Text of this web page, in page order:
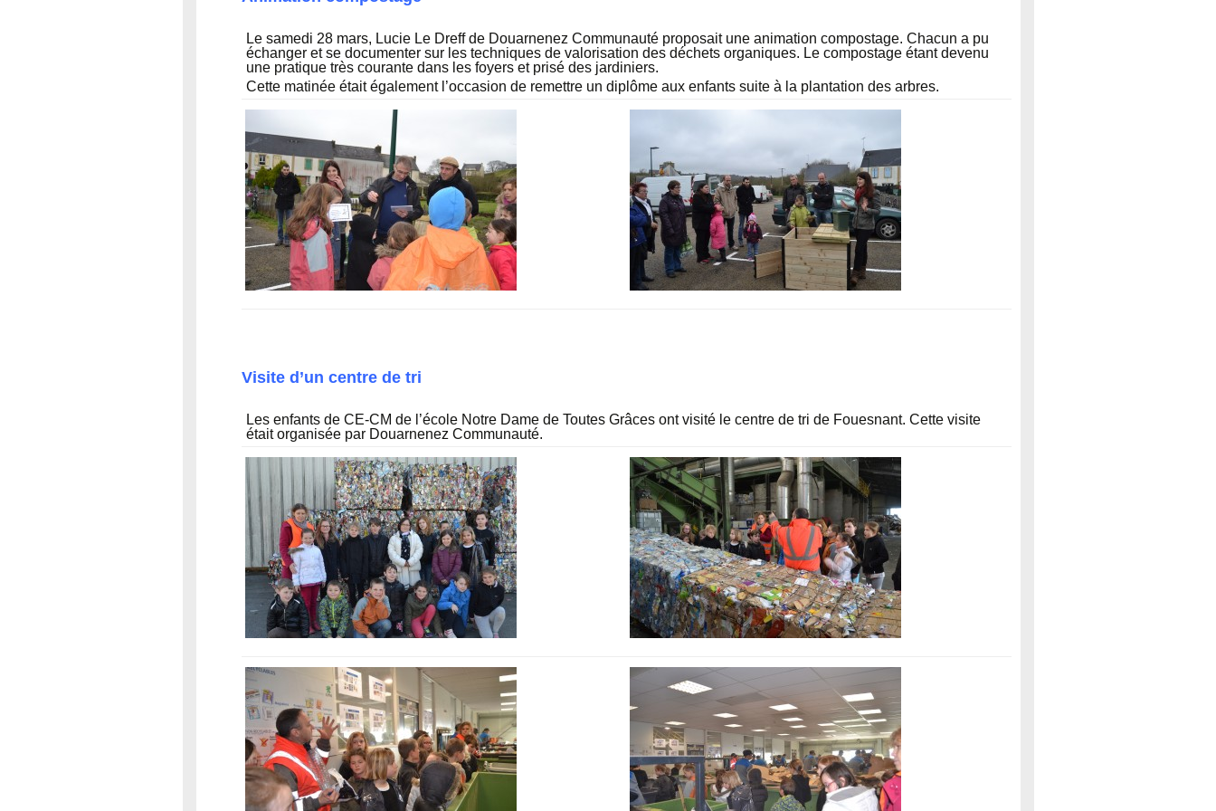
Le samedi 28 mars, Lucie Le Dreff de Douarnenez Communauté proposait une animation compostage. Chacun a pu
échanger et se documenter sur les techniques de valorisation des déchets organiques. Le compostage étant devenu
une pratique très courante dans les foyers et prisé des jardiniers.
Cette matinée était également l’occasion de remettre un diplôme aux enfants suite à la plantation des arbres.
Visite d’un centre de tri
Les enfants de CE-CM de l’école Notre Dame de Toutes Grâces ont visité le centre de tri de Fouesnant. Cette visite
était organisée par Douarnenez Communauté.